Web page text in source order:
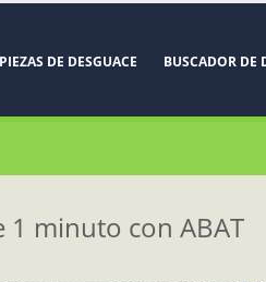
PIEZAS DE DESGUACE BUSCADOR DE
minuto con ABAT